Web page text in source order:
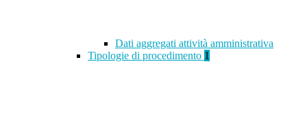
Dati aggregati attività amministrativa
Tipologie di procedimento 1